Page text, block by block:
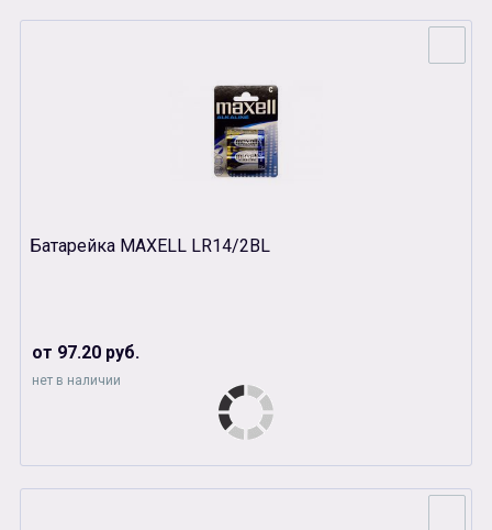
Батарейка MAXELL LR14/2BL
от 97.20 руб.
нет в наличии